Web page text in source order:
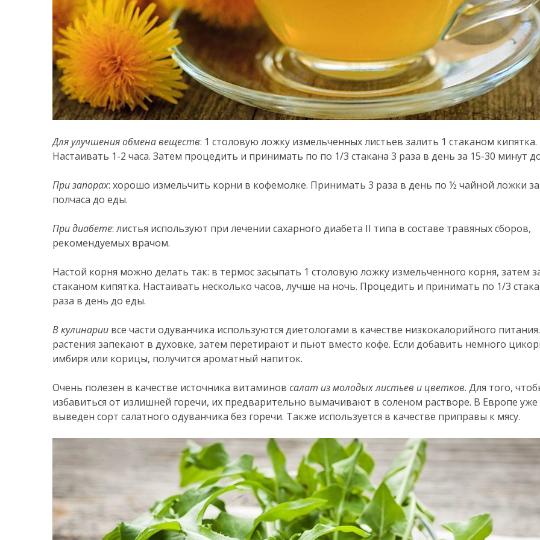
Для улучшения обмена веществ: 1 столовую ложку измельченных листьев залить 1 стаканом кипятка.
Настаивать 1-2 часа. Затем процедить и принимать по по 1/3 стакана 3 раза в день за 15-30 минут
При запорах: хорошо измельчить корни в кофемолке. Принимать 3 раза в день по ½ чайной ложки за
полчаса до еды.
При диабете: листья используют при лечении сахарного диабета II типа в составе травяных сборов,
рекомендуемых врачом.
Настой корня можно делать так: в термос засыпать 1 столовую ложку измельченного корня, затем
стаканом кипятка. Настаивать несколько часов, лучше на ночь. Процедить и принимать по 1/3
раза в день до еды.
В кулинарии все части одуванчика используются диетологами в качестве низкокалорийного
растения запекают в духовке, затем перетирают и пьют вместо кофе. Если добавить немного
имбиря или корицы, получится ароматный напиток.
Очень полезен в качестве источника витаминов салат из молодых листьев и цветков. Для того,
избавиться от излишней горечи, их предварительно вымачивают в соленом растворе. В Европе уже
выведен сорт салатного одуванчика без горечи. Также используется в качестве приправы к мясу.